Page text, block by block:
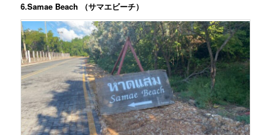
6.Samae Beach （サマエビーチ）